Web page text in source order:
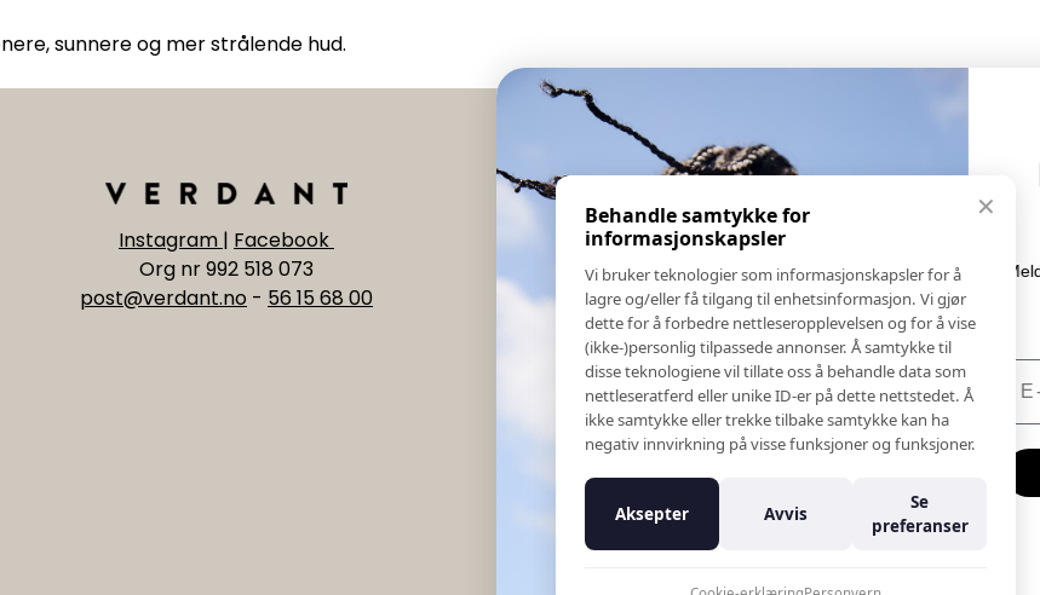
sunnere og mer strålende hud.
Instagram | Facebook
Org nr 992 518 073
post@verdant.no - 56 15 68 00
Salgs & Leveringsbetingelser
Registrer reklamasjon eller retur
Kontakt Oss
Bildebank
Følg Oss
Prislister
Etiske Retningslinjer
Åpenhetsloven
Varsling om kritikkverdige forhold
For forretningsutviklere
K18 Kurkalkulator
✕
Behandle samtykke for
informasjonskapsler
Vi bruker teknologier som informasjonskapsler for å
lagre og/eller få tilgang til enhetsinformasjon. Vi gjør
dette for å forbedre nettleseropplevelsen og for å vise
(ikke-)personlig tilpassede annonser. Å samtykke til
disse teknologiene vil tillate oss å behandle data som
nettleseratferd eller unike ID-er på dette nettstedet. Å
ikke samtykke eller trekke tilbake samtykke kan ha
negativ innvirkning på visse funksjoner og funksjoner.
Aksepter Avvis
Se
preferanser
Eksklusive nyheter og
Meld deg på vårt nyhetsbrev og hold deg
Her får du innblikk i nyheter, kampanjer og
konkurranser.
E-post